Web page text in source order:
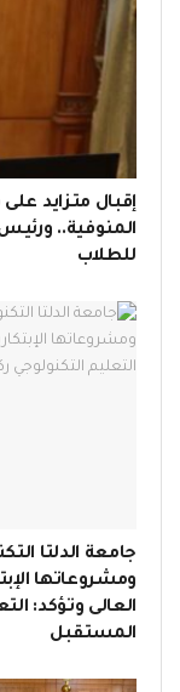
إقبال متزايد
المنوفية..
للطلاب
جامعة الدلتا
ومشروعاتها
العالى وتؤكد:
المستقبل